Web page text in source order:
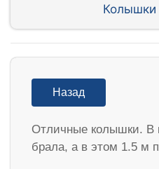
Колышки
Назад
Отличные колышки. В
брала, а в этом 1.5 м